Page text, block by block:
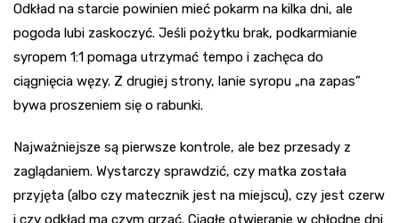
Odkład na starcie powinien mieć pokarm na kilka dni, ale
pogoda lubi zaskoczyć. Jeśli pożytku brak, podkarmianie
syropem 1:1 pomaga utrzymać tempo i zachęca do
ciągnięcia węzy. Z drugiej strony, lanie syropu „na zapas”
bywa proszeniem się o rabunki.
Najważniejsze są pierwsze kontrole, ale bez przesady z
zaglądaniem. Wystarczy sprawdzić, czy matka została
przyjęta (albo czy matecznik jest na miejscu), czy jest czerw
i czy odkład ma czym grzać. Ciągłe otwieranie w chłodne dni